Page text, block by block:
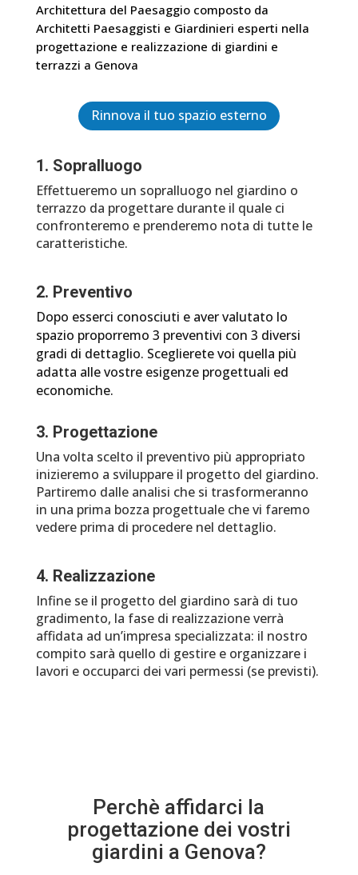
Architettura del Paesaggio composto da
Architetti Paesaggisti e Giardinieri esperti nella
progettazione e realizzazione di giardini e
terrazzi a Genova
Rinnova il tuo spazio esterno
1. Sopralluogo
Effettueremo un sopralluogo nel giardino o
terrazzo da progettare durante il quale ci
confronteremo e prenderemo nota di tutte le
caratteristiche.
2. Preventivo
Dopo esserci conosciuti e aver valutato lo
spazio proporremo 3 preventivi con 3 diversi
gradi di dettaglio. Sceglierete voi quella più
adatta alle vostre esigenze progettuali ed
economiche.
3. Progettazione
Una volta scelto il preventivo più appropriato
inizieremo a sviluppare il progetto del giardino.
Partiremo dalle analisi che si trasformeranno
in una prima bozza progettuale che vi faremo
vedere prima di procedere nel dettaglio.
4. Realizzazione
Infine se il progetto del giardino sarà di tuo
gradimento, la fase di realizzazione verrà
affidata ad un’impresa specializzata: il nostro
compito sarà quello di gestire e organizzare i
lavori e occuparci dei vari permessi (se previsti).
Perchè affidarci la
progettazione dei vostri
giardini a Genova?